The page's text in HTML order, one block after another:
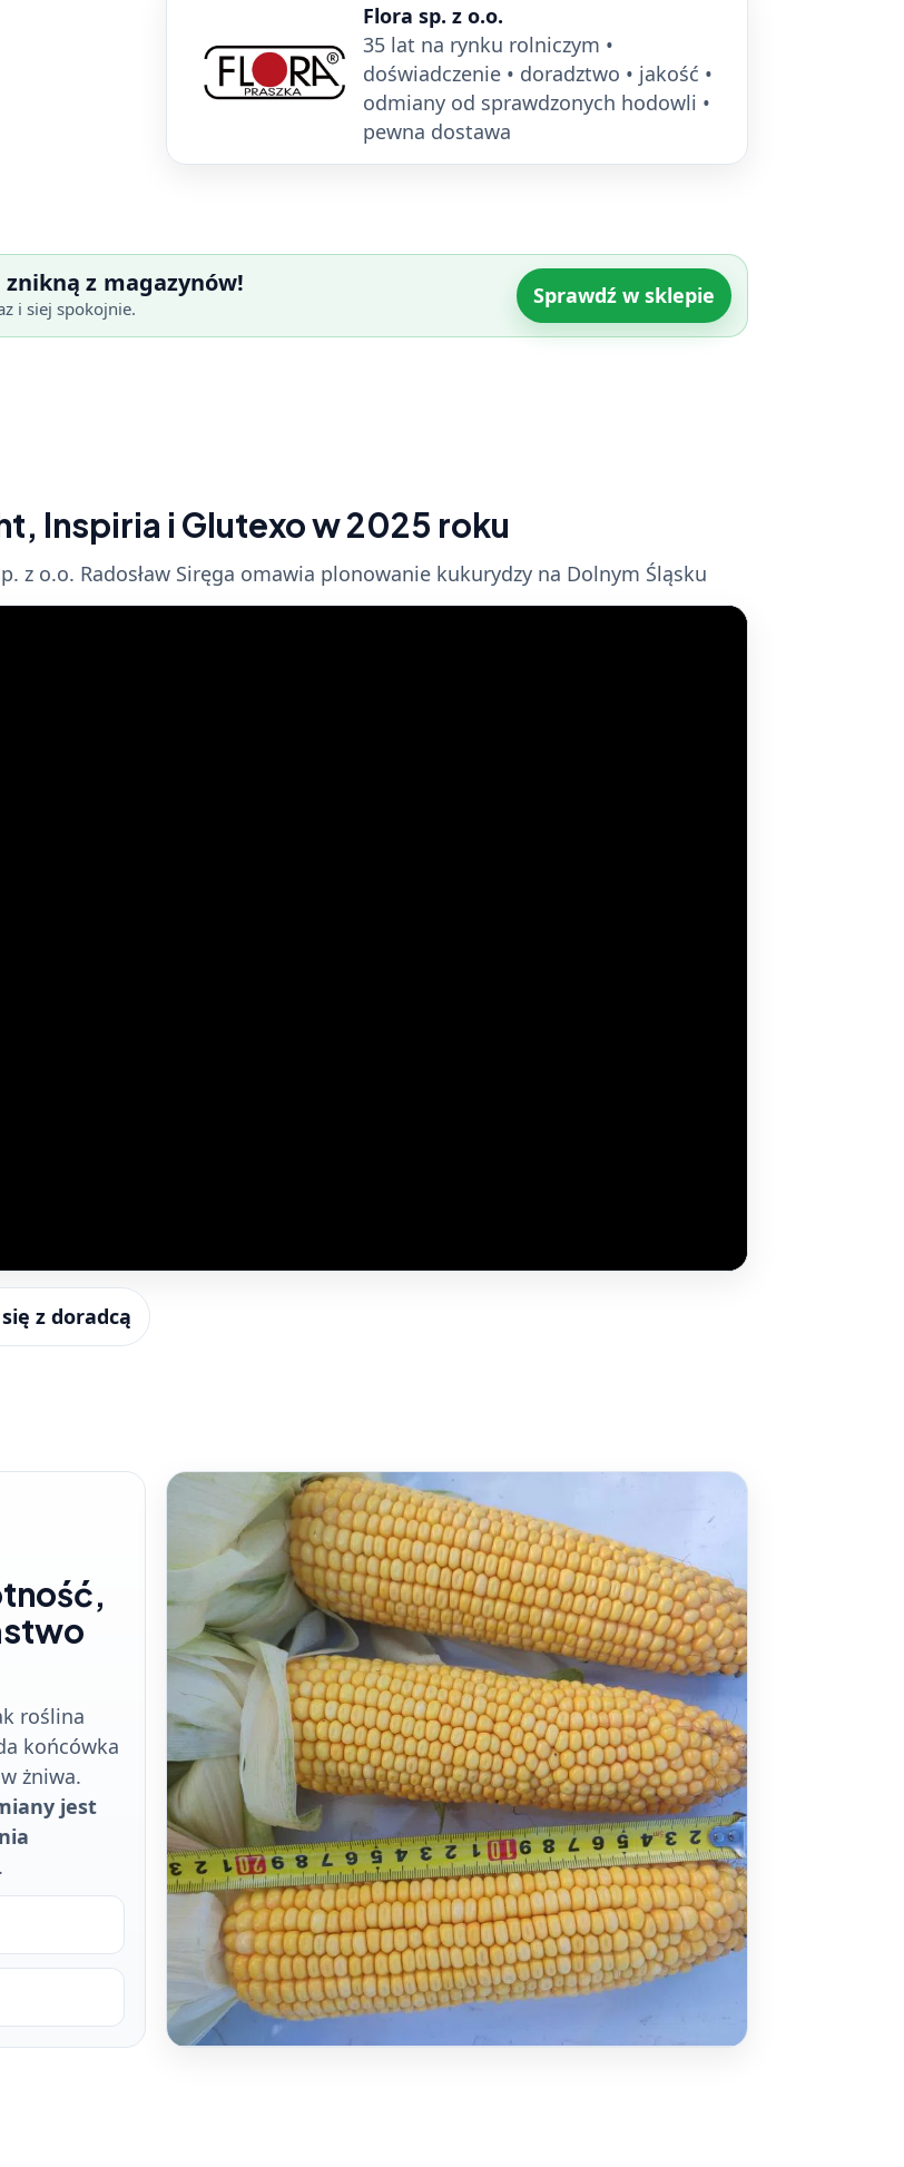
Flora sp. z o.o.
35 lat na rynku rolniczym •
doświadczenie • doradztwo • jakość •
odmiany od sprawdzonych hodowli •
pewna dostawa
z magazynów!
i siej spokojnie.
Sprawdź w sklepie
Inspiria i Glutexo w 2025 roku
z o.o. Radosław Siręga omawia plonowanie kukurydzy na Dolnym Śląsku
z doradcą
roślina
końcówka
żniwa.
jest